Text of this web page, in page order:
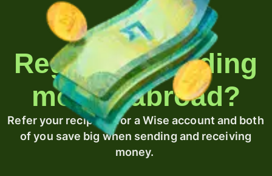
Regularly sending
money abroad?
Refer your recipient for a Wise account and both
of you save big when sending and receiving
money.